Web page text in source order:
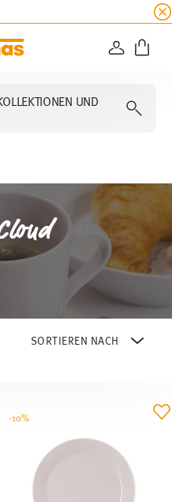
Rabatt auf alle
UND
-10%